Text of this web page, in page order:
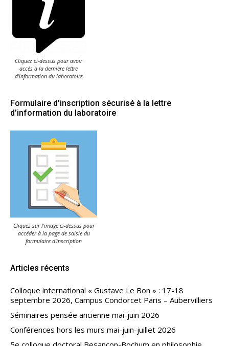
Cliquez ci-dessus pour avoir
accès à la dernière lettre
d'information du laboratoire
Formulaire d’inscription sécurisé à la lettre
d’information du laboratoire
Cliquez sur l'image ci-dessus pour
accéder à la page de saisie du
formulaire d'inscription
Articles récents
Colloque international « Gustave Le Bon » : 17-18
septembre 2026, Campus Condorcet Paris – Aubervilliers
Séminaires pensée ancienne mai-juin 2026
Conférences hors les murs mai-juin-juillet 2026